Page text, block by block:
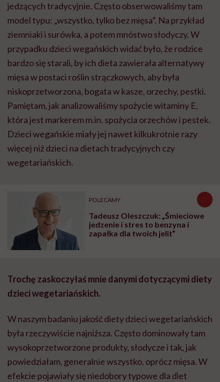
jedzących tradycyjnie. Często obserwowaliśmy tam
model typu: „wszystko, tylko bez mięsa”. Na przykład
ziemniaki i surówka, a potem mnóstwo słodyczy. W
przypadku dzieci wegańskich widać było, że rodzice
bardzo się starali, by ich dieta zawierała alternatywy
mięsa w postaci roślin strączkowych, aby była
niskoprzetworzona, bogata w kasze, orzechy, pestki.
Pamiętam, jak analizowaliśmy spożycie witaminy E,
która jest markerem m.in. spożycia orzechów i pestek.
Dzieci wegańskie miały jej nawet kilkukrotnie razy
więcej niż dzieci na dietach tradycyjnych czy
wegetariańskich.
POLECAMY
Tadeusz Oleszczuk: „Śmieciowe
jedzenie i stres to benzyna i
zapałka dla twoich jelit”
Trochę zaskoczyłaś mnie danymi dotyczącymi diety
dzieci wegetariańskich.
W naszym badaniu jakość diety dzieci wegetariańskich
była rzeczywiście najniższa. Często dominowały tam
wysokoprzetworzone produkty, słodycze i tak, jak
powiedziałam, generalnie wszystko, oprócz mięsa. W
efekcie pojawiały się niedobory typowe dla diet